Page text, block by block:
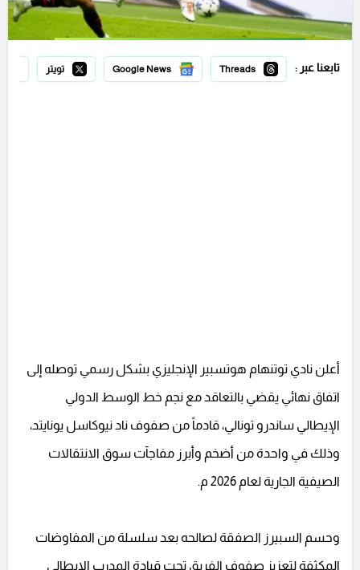
تابعنا عبر : Threads
Google News تويتر
أعلن نادي توتنهام هوتسبير الإنجليزي بشكل رسمي توصله إلى
اتفاق نهائي يقضي بالتعاقد مع نجم خط الوسط الدولي
الإيطالي ساندرو تونالي، قادماً من صفوف ناد نيوكاسل يونايتد،
وذلك في واحدة من أضخم وأبرز مفاجآت سوق الانتقالات
الصيفية الجارية لعام 2026 م.
وحسم السبيرز الصفقة لصالحه بعد سلسلة من المفاوضات
المكثفة لتعزيز صفوف الفريق تحت قيادة المدرب الإيطالي